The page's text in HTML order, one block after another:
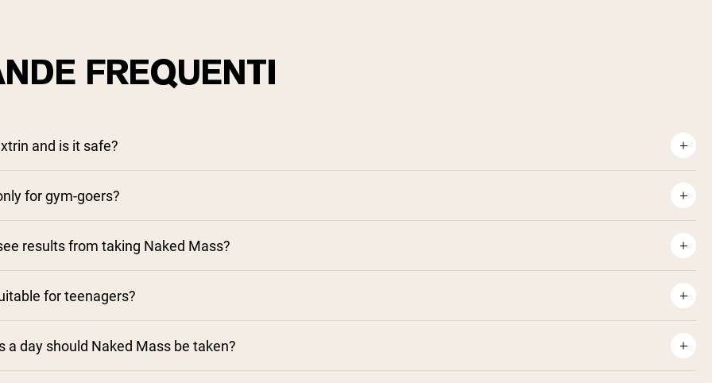
FREQUENTI
and is it safe?
for gym-goers?
results from taking Naked Mass?
for teenagers?
a day should Naked Mass be taken?